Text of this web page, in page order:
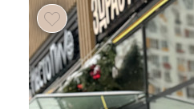
116